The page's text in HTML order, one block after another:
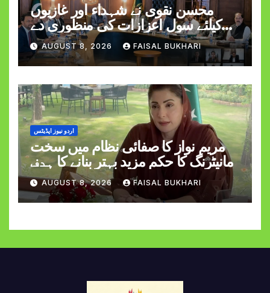
محسن نقوی نے شہداء اور غازیوں
کیلئے سول اعزازات کی منظوری دے
دیAUGUST 8, 2026 FAISAL BUKHARI
اردو نیوز اپڈیٹس
مریم نواز کا صفائی نظام میں سخت
مانیٹرنگ کا حکم مزید بہتر بنانے کا ہدف
AUGUST 8, 2026 FAISAL BUKHARI